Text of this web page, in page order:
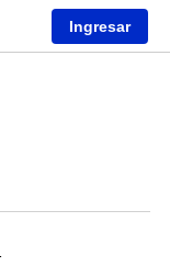
Ingresar